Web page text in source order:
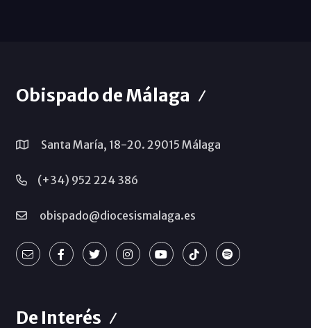
Obispado de Málaga
Santa María, 18-20. 29015 Málaga
(+34) 952 224 386
obispado@diocesismalaga.es
De Interés